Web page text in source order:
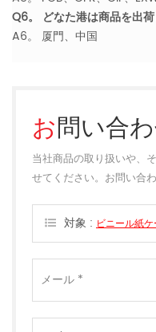
Q6。 どなた港は商品を出
A6。 厦門、中国
お問い合
当社商品の取り扱いや、
せてください。お問い合
対象 : ビニール紙